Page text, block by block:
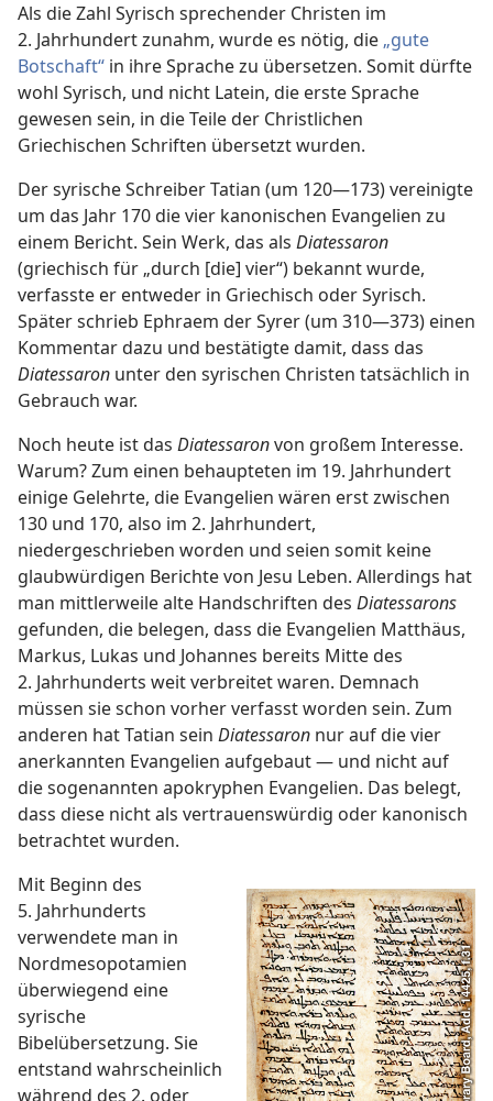
Als die Zahl Syrisch sprechender Christen im
2. Jahrhundert zunahm, wurde es nötig, die „gute
Botschaft“ in ihre Sprache zu übersetzen. Somit dürfte
wohl Syrisch, und nicht Latein, die erste Sprache
gewesen sein, in die Teile der Christlichen
Griechischen Schriften übersetzt wurden.
Der syrische Schreiber Tatian (um 120—173) vereinigte
um das Jahr 170 die vier kanonischen Evangelien zu
einem Bericht. Sein Werk, das als Diatessaron
(griechisch für „durch [die] vier“) bekannt wurde,
verfasste er entweder in Griechisch oder Syrisch.
Später schrieb Ephraem der Syrer (um 310—373) einen
Kommentar dazu und bestätigte damit, dass das
Diatessaron unter den syrischen Christen tatsächlich in
Gebrauch war.
Noch heute ist das Diatessaronvon großem Interesse.
Warum? Zum einen behaupteten im 19. Jahrhundert
einige Gelehrte, die Evangelien wären erst zwischen
130 und 170, also im 2. Jahrhundert,
niedergeschrieben worden und seien somit keine
glaubwürdigen Berichte von Jesu Leben. Allerdings hat
man mittlerweile alte Handschriften des Diatessarons
gefunden, die belegen, dass die Evangelien Matthäus,
Markus, Lukas und Johannes bereits Mitte des
2. Jahrhunderts weit verbreitet waren. Demnach
müssen sie schon vorher verfasst worden sein. Zum
anderen hat Tatian sein Diatessaron nur auf die vier
anerkannten Evangelien aufgebaut — und nicht auf
die sogenannten apokryphen Evangelien. Das belegt,
dass diese nicht als vertrauenswürdig oder kanonisch
betrachtet wurden.
Mit Beginn des
5. Jahrhunderts
verwendete man in
Nordmesopotamien
überwiegend eine
syrische
Bibelübersetzung. Sie
entstand wahrscheinlich
während des 2. oder